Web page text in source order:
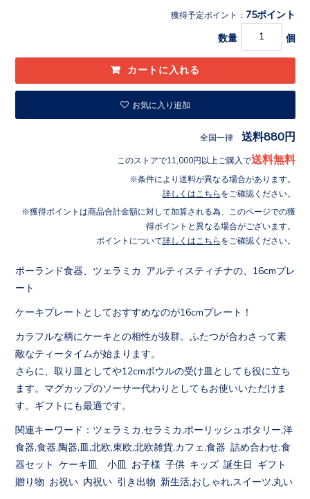
獲得予定ポイント： 75ポイント
数量 個
お気に入り追加
全国一律 送料880円
このストアで11,000円以上ご購入で送料無料
条件により送料が異なる場合があります。
詳しくはこちら をご確認ください。
獲得ポイントは商品合計金額に対して加算される為、このページでの獲
得ポイントと異なる場合がございます。
ポイントについて詳しくはこちら をご確認ください。
ポーランド食器、ツェラミカ アルティスティチナの、16cmプレ
ート
ケーキプレートとしておすすめなのが16cmプレート！
カラフルな柄にケーキとの相性が抜群。ふたつが合わさって素
敵なティータイムが始まります。
さらに、取り皿としてや12cmボウルの受け皿としても役に立ち
ます。マグカップのソーサー代わりとしてもお使いいただけま
す。ギフトにも最適です。
関連キーワード：ツェラミカ,セラミカ,ポーリッシュポタリー,洋
食器,食器,陶器,皿,北欧,東欧,北欧雑貨,カフェ,食器 詰め合わせ,食
器セット ケーキ皿 小皿 お子様 子供 キッズ 誕生日 ギフト
贈り物 お祝い 内祝い 引き出物 新生活,おしゃれ,スイーツ,丸い